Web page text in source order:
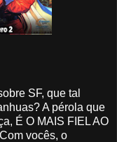
SF, que tal
A pérola que
É O MAIS FIEL AO
vocês, o